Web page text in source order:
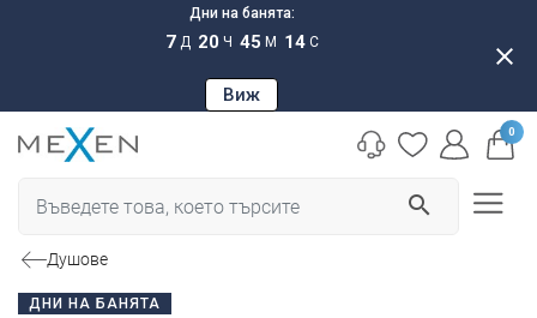
Дни на банята:
7 Д 20 Ч 45 М 13 С
Виж
close
search
0
Душове
ДНИ НА БАНЯТА